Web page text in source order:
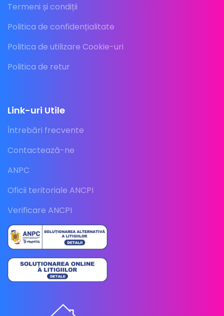
Termeni și condiții
Politica de confidențialitate
Politica de utilizare Cookie-uri
Politica de retur
Link-uri Utile
Întrebări frecvente
Contactează-ne
ANPC
Oficii teritoriale ANCPI
Verificare ANCPI